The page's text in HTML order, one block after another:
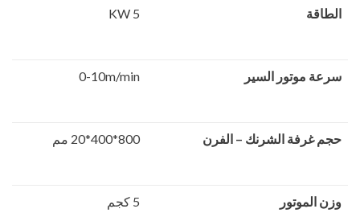
الطاقة 5 KW
سرعة موتور السير 0-10m/min
حجم غرفة الشرنك – الفرن 800*400*20 مم
وزن الموتور 5 كجم